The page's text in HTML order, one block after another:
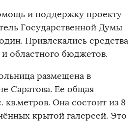
и поддержку проекту
Государственной Думы
Привлекались средства
областного бюджетов.
размещена в
Саратова. Ее общая
кв.метров. Она состоит из 8
крытой галереей. Это